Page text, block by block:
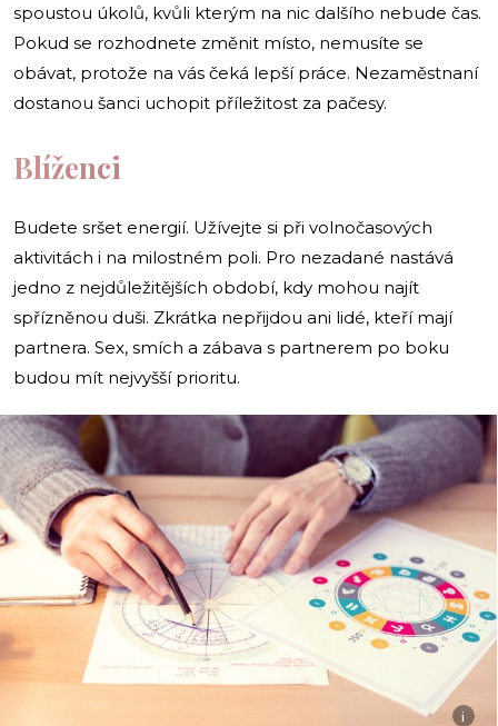
spoustou úkolů, kvůli kterým na nic dalšího nebude čas.
Pokud se rozhodnete změnit místo, nemusíte se
obávat, protože na vás čeká lepší práce. Nezaměstnaní
dostanou šanci uchopit příležitost za pačesy.
Blíženci
Budete sršet energií. Užívejte si při volnočasových
aktivitách i na milostném poli. Pro nezadané nastává
jedno z nejdůležitějších období, kdy mohou najít
spřízněnou duši. Zkrátka nepřijdou ani lidé, kteří mají
partnera. Sex, smích a zábava s partnerem po boku
budou mít nejvyšší prioritu.
i